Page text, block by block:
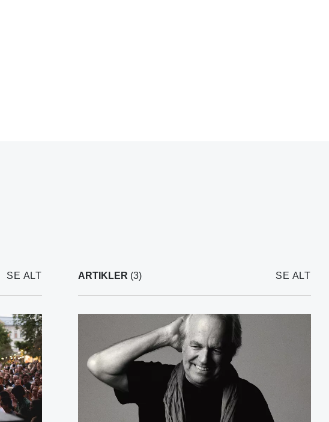
SE ALT ARTIKLER (3) SE ALT